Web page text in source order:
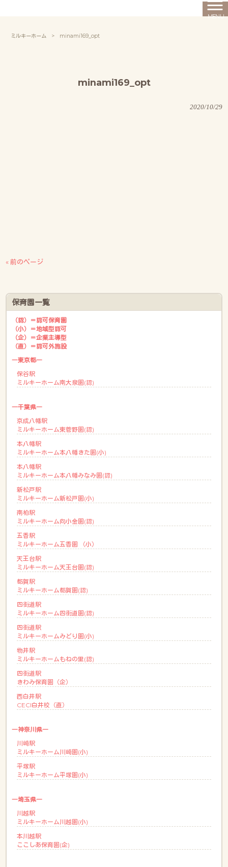
MENU
ミルキーホーム > minami169_opt
minami169_opt
2020/10/29
« 前のページ
保育園一覧
（認）＝認可保育園
（小）＝地域型認可
（企）＝企業主導型
（直）＝認可外施設
―東京都―
保谷駅
ミルキーホーム南大泉園(認)
―千葉県―
京成八幡駅
ミルキーホーム東菅野園(認)
本八幡駅
ミルキーホーム本八幡きた園(小)
本八幡駅
ミルキーホーム本八幡みなみ園(認)
新松戸駅
ミルキーホーム新松戸園(小)
南柏駅
ミルキーホーム向小金園(認)
五香駅
ミルキーホーム五香園 （小）
天王台駅
ミルキーホーム天王台園(認)
都賀駅
ミルキーホーム都賀園(認)
四街道駅
ミルキーホーム四街道園(認)
四街道駅
ミルキーホームみどり園(小)
物井駅
ミルキーホームもねの里(認)
四街道駅
きわみ保育園（企）
西白井駅
CECI白井校（直）
―神奈川県―
川崎駅
ミルキーホーム川崎園(小)
平塚駅
ミルキーホーム平塚園(小)
―埼玉県―
川越駅
ミルキーホーム川越園(小)
本川越駅
ここしあ保育園(企)